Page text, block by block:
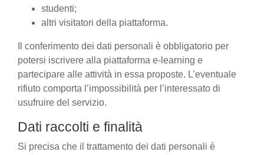
studenti;
altri visitatori della piattaforma.
Il conferimento dei dati personali è obbligatorio per
potersi iscrivere alla piattaforma e-learning e
partecipare alle attività in essa proposte. L’eventuale
rifiuto comporta l’impossibilità per l’interessato di
usufruire del servizio.
Dati raccolti e finalità
Si precisa che il trattamento dei dati personali è